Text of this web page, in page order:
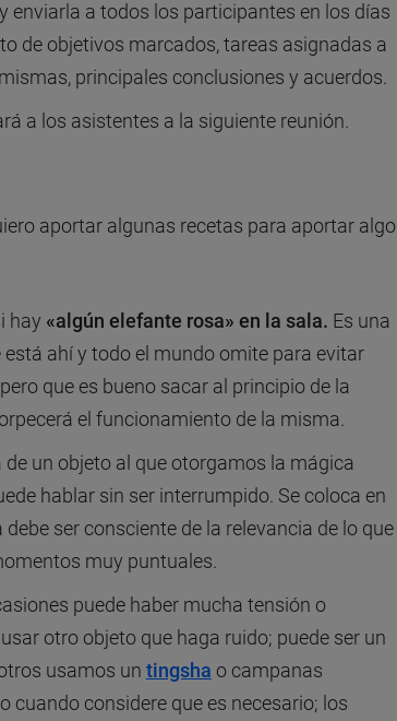
y enviarla a todos los participantes en los días
de objetivos marcados, tareas asignadas a
principales conclusiones y acuerdos.
a los asistentes a la siguiente reunión.
aportar algunas recetas para aportar algo
hay «algún elefante rosa» en la sala. Es una
ahí y todo el mundo omite para evitar
que es bueno sacar al principio de la
el funcionamiento de la misma.
de un objeto al que otorgamos la mágica
hablar sin ser interrumpido. Se coloca en
ser consciente de la relevancia de lo que
muy puntuales.
puede haber mucha tensión o
otro objeto que haga ruido; puede ser un
usamos un tingsha o campanas
cuando considere que es necesario; los